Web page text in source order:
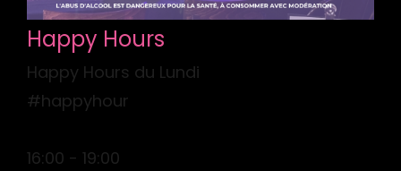
Happy Hours
Happy Hours du Lundi
#happyhour
16:00 - 19:00